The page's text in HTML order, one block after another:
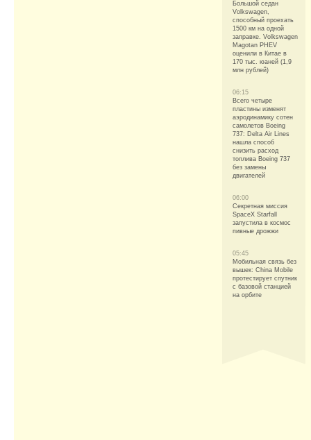
Большой седан
Volkswagen,
способный проехать
1500 км на одной
заправке. Volkswagen
Magotan PHEV
оценили в Китае в
170 тыс. юаней (1,9
млн рублей)
06:15
Всего четыре
пластины изменят
аэродинамику сотен
самолетов Boeing
737: Delta Air Lines
нашла способ
снизить расход
топлива Boeing 737
без замены
двигателей
06:00
Секретная миссия
SpaceX Starfall
запустила в космос
пивные дрожжи
05:45
Мобильная связь без
вышек: China Mobile
протестирует спутник
с базовой станцией
на орбите